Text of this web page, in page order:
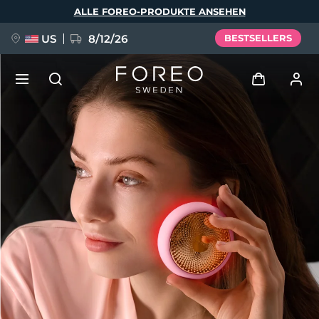
ALLE FOREO-PRODUKTE ANSEHEN
US 8/12/26 BESTSELLERS
Anmelden
Benutzerkonto
Meine Geräte
Meine Bestellungen
Meine Adressen
Meine Abonnements
FAQ™ Pure Beauty-Tech Elixir
BREAKING NEWS
issa™ Teeth Whitening Set
Sprache
Deutsch
Español
Français
Italiano
Português
Polski
Svenska
Русский
Türkçe
简体中文 繁體中文